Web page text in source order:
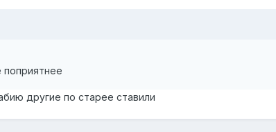
другие по старее ставили